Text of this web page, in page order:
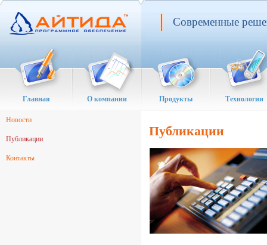
Современные
Главная О компании Продукты Технологии
Новости
Публикации
Контакты
Публикации